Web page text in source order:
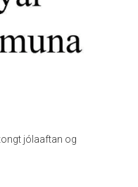
jólaaftan og